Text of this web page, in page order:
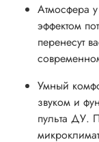
Атмосфера
эффектом
перенесут
Умный
звуком и
пульта ДУ.